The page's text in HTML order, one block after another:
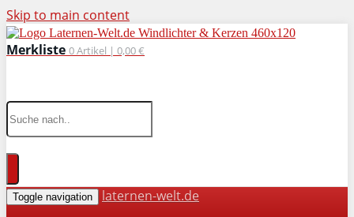
Skip to main content
Merkliste 0Artikel | 0,00 €
Toggle navigation
laternen-welt.de